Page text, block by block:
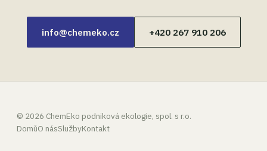
info@chemeko.cz +420 267 910 206
© 2026 ChemEko podniková ekologie, spol. s r.o.
DomůO násSlužbyKontakt